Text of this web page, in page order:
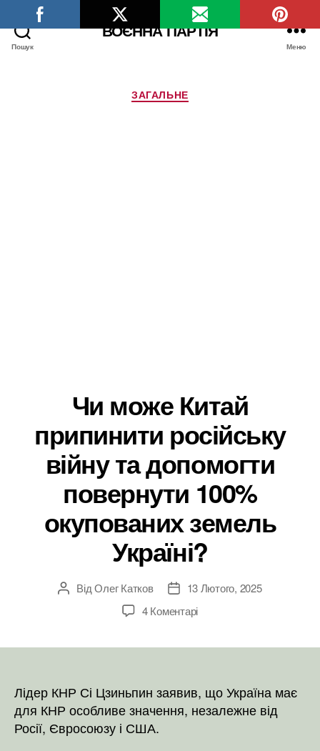
Пошук
ВОЄННА ПАРТІЯ
Меню
Категорії
ЗАГАЛЬНЕ
Чи може Китай
припинити російську
війну та допомогти
повернути 100%
окупованих земель
Україні?
Автор
ВідОлег Катков
Дата
запису
13 Лютого, 2025
4 Коментарідо
російську
війну
та
Лідер КНР Сі Цзиньпин заявив, що Україна має
для КНР особливе значення, незалежне від
Росії, Євросоюзу і США.